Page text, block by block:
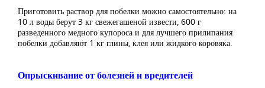
Приготовить раствор для побелки можно самостоятельно: на
10 л воды берут 3 кг свежегашеной извести, 600 г
разведенного медного купороса и для лучшего прилипания
побелки добавляют 1 кг глины, клея или жидкого коровяка.
Опрыскивание от болезней и вредителей